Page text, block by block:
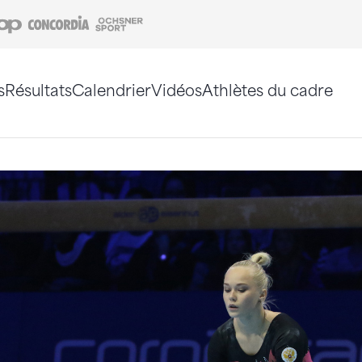
Coop Concordia
RésultatsCalendrierVidéosAthlètes du cadre